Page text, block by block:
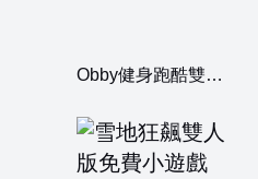
Obby健身跑酷雙人版